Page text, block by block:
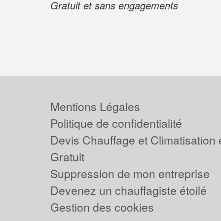
Gratuit et sans engagements
Mentions Légales
Politique de confidentialité
Devis Chauffage et Climatisation
Gratuit
Suppression de mon entreprise
Devenez un chauffagiste étoilé
Gestion des cookies